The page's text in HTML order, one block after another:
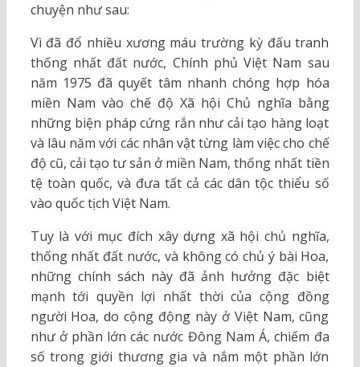
chuyện như sau:
Vì đã đổ nhiều xương máu trường kỳ đấu tranh
thống nhất đất nước, Chính phủ Việt Nam sau
năm 1975 đã quyết tâm nhanh chóng hợp hóa
miền Nam vào chế độ Xã hội Chủ nghĩa bằng
những biện pháp cứng rắn như cải tạo hàng loạt
và lâu năm với các nhân vật từng làm việc cho chế
độ cũ, cải tạo tư sản ở miền Nam, thống nhất tiền
tệ toàn quốc, và đưa tất cả các dân tộc thiểu số
vào quốc tịch Việt Nam.
Tuy là với mục đích xây dựng xã hội chủ nghĩa,
thống nhất đất nước, và không có chủ ý bài Hoa,
những chính sách này đã ảnh hưởng đặc biệt
mạnh tới quyền lợi nhất thời của cộng đồng
người Hoa, do cộng động này ở Việt Nam, cũng
như ở phần lớn các nước Đông Nam Á, chiếm đa
số trong giới thương gia và nắm một phần lớn